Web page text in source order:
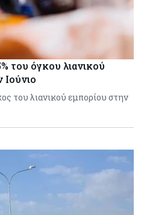
του όγκου λιανικού
του λιανικού εμπορίου στην